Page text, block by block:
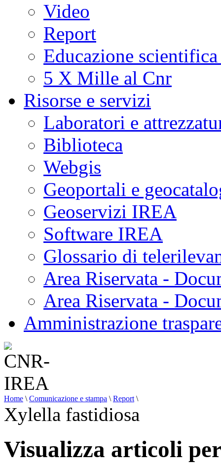
Video
Report
Educazione
5 X Mille al Cnr
Risorse e servizi
Laboratori e
Biblioteca
Webgis
Geoportali e
Geoservizi IREA
Software IREA
Glossario di
Area Riservata -
Area Riservata -
Amministrazione
Home \ Comunicazione e stampa \ Report \
Xylella fastidiosa
Visualizza articoli